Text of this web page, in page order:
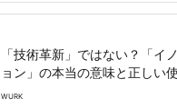
「技術革新」ではない？「イ
ョン」の本当の意味と正しい
WURK